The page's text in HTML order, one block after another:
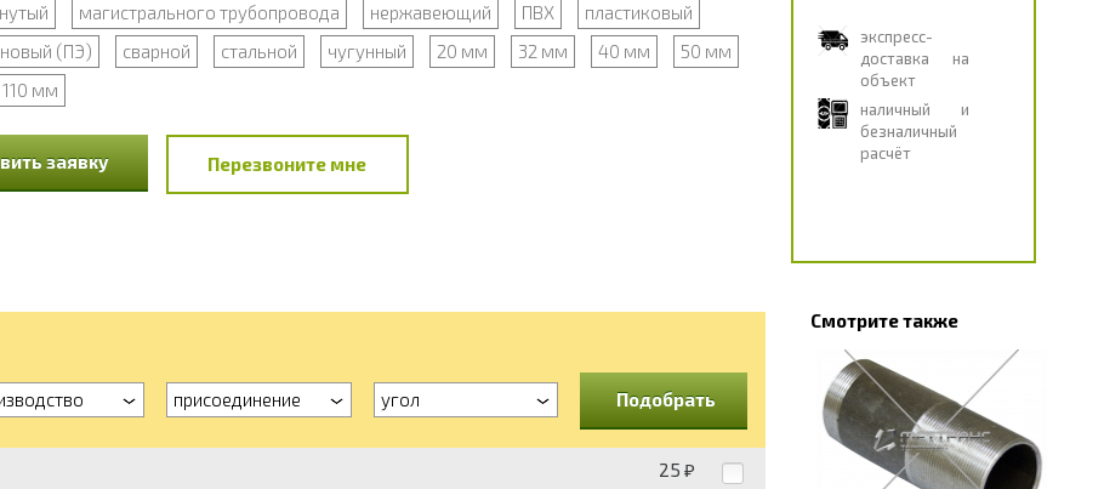
магистрального трубопровода нержавеющий ПВХ
пластиковый
(ПЭ)
сварной стальной чугунный 20 мм 32 мм 40 мм
50 мм
110 мм
заявку Перезвоните мне
экспресс-
доставка на
объект
наличный и
безналичный
расчёт
присоединение угол Подобрать
25 ₽
Смотрите также